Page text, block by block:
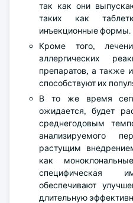
так как они
таких как
инъекционные формы.
Кроме того,
аллергических
препаратов, а также
способствуют их
В то же время
ожидается, будет
среднегодовым
анализируемого
растущим
как
специфическая
обеспечивают
длительную